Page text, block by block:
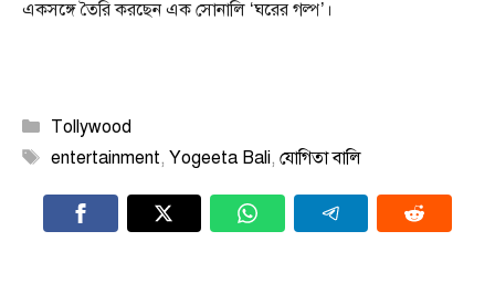
একসঙ্গে তৈরি করছেন এক সোনালি ‘ঘরের গল্প’।
Categories
Tollywood
Tags
entertainment, Yogeeta Bali, যোগিতা বালি